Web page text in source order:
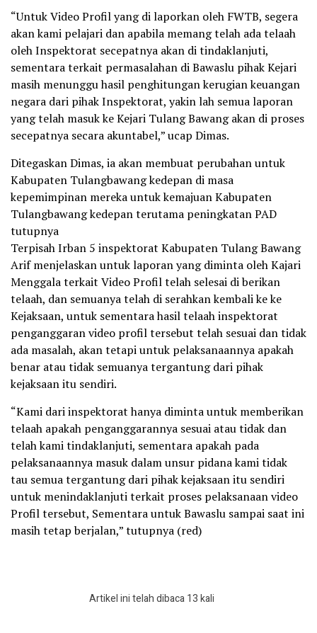
“Untuk Video Profil yang di laporkan oleh FWTB, segera
akan kami pelajari dan apabila memang telah ada telaah
oleh Inspektorat secepatnya akan di tindaklanjuti,
sementara terkait permasalahan di Bawaslu pihak Kejari
masih menunggu hasil penghitungan kerugian keuangan
negara dari pihak Inspektorat, yakin lah semua laporan
yang telah masuk ke Kejari Tulang Bawang akan di proses
secepatnya secara akuntabel,” ucap Dimas.
Ditegaskan Dimas, ia akan membuat perubahan untuk
Kabupaten Tulangbawang kedepan di masa
kepemimpinan mereka untuk kemajuan Kabupaten
Tulangbawang kedepan terutama peningkatan PAD
tutupnya
Terpisah Irban 5 inspektorat Kabupaten Tulang Bawang
Arif menjelaskan untuk laporan yang diminta oleh Kajari
Menggala terkait Video Profil telah selesai di berikan
telaah, dan semuanya telah di serahkan kembali ke ke
Kejaksaan, untuk sementara hasil telaah inspektorat
penganggaran video profil tersebut telah sesuai dan tidak
ada masalah, akan tetapi untuk pelaksanaannya apakah
benar atau tidak semuanya tergantung dari pihak
kejaksaan itu sendiri.
“Kami dari inspektorat hanya diminta untuk memberikan
telaah apakah penganggarannya sesuai atau tidak dan
telah kami tindaklanjuti, sementara apakah pada
pelaksanaannya masuk dalam unsur pidana kami tidak
tau semua tergantung dari pihak kejaksaan itu sendiri
untuk menindaklanjuti terkait proses pelaksanaan video
Profil tersebut, Sementara untuk Bawaslu sampai saat ini
masih tetap berjalan,” tutupnya (red)
Artikel ini telah dibaca 13 kali